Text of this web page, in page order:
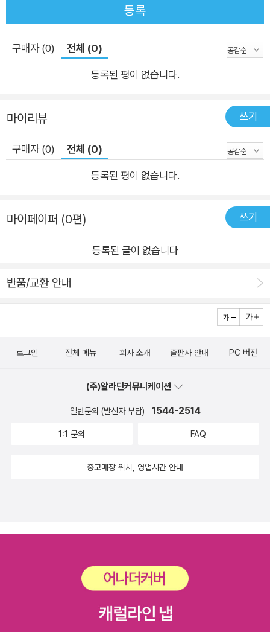
담았습니다. 이 어휘집만 봐도 토익 어휘는 끝. 6. 저자 1:1 카카오
톡 관리! 이 책에는 저자의 카카오톡 주소가 공개되어 있습니다.
모르는 것이 있거나 궁금한게 생기면 저자를 카카오톡 친구로 등
록하세요.
등록
구매자 (0) 전체 (0)
등록된 평이 없습니다.
마이리뷰 쓰기
구매자 (0) 전체 (0)
등록된 평이 없습니다.
마이페이퍼 (0편) 쓰기
등록된 글이 없습니다
반품/교환 안내
로그인 전체 메뉴 회사 소개 출판사 안내 PC 버전
(주)알라딘커뮤니케이션
일반문의 (발신자 부담) 1544-2514
1:1 문의 FAQ
중고매장 위치, 영업시간 안내